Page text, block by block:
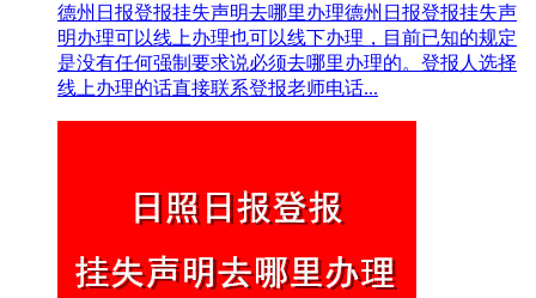
德州日报登报挂失声明去哪里办理德州日报登报挂失声
明办理可以线上办理也可以线下办理，目前已知的规定
是没有任何强制要求说必须去哪里办理的。登报人选择
线上办理的话直接联系登报老师电话...